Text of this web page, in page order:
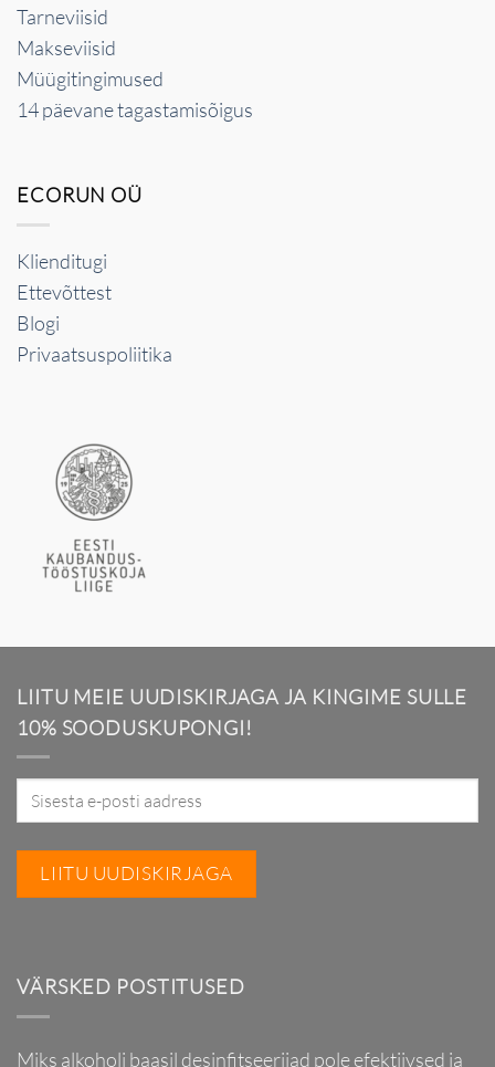
Tarneviisid
Makseviisid
Müügitingimused
14 päevane tagastamisõigus
ECORUN OÜ
Klienditugi
Ettevõttest
Blogi
Privaatsuspoliitika
LIITU MEIE UUDISKIRJAGA JA KINGIME SULLE
10% SOODUSKUPONGI!
VÄRSKED POSTITUSED
Miks alkoholi baasil desinfitseerijad pole efektiivsed ja